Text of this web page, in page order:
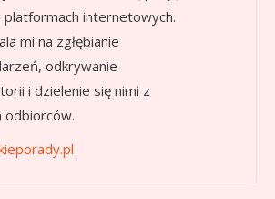
platformach internetowych.
mi na zgłębianie
odkrywanie
i dzielenie się nimi z
odbiorców.